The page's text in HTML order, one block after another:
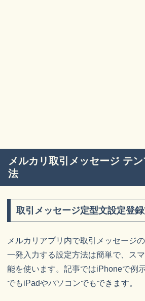
メルカリ取引メッセージ テ
法
取引メッセージ定型文設定登
メルカリアプリ内で取引メッセージ
一発入力する設定方法は簡単で、ス
能を使います。記事ではiPhoneで例
でもiPadやパソコンでもできます。